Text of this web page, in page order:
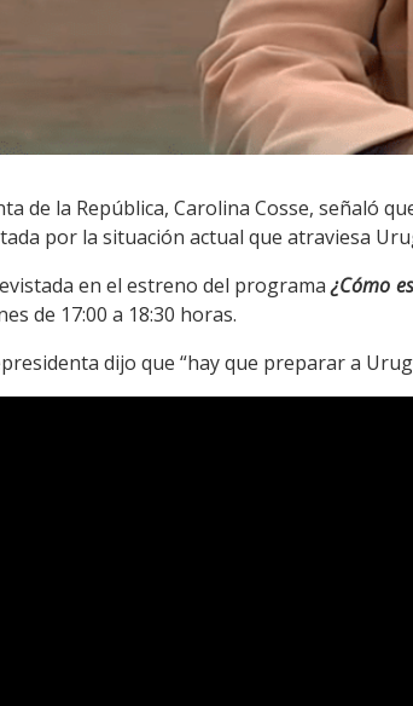
de la República, Carolina Cosse, señaló
por la situación actual que atraviesa
en el estreno del programa¿Cómo
de 17:00 a 18:30 horas.
dijo que “hay que preparar a